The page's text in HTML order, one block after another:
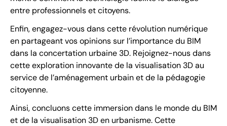
entre professionnels et citoyens.
Enfin, engagez-vous dans cette révolution numérique
en partageant vos opinions sur l’importance du BIM
dans la concertation urbaine 3D. Rejoignez-nous dans
cette exploration innovante de la visualisation 3D au
service de l’aménagement urbain et de la pédagogie
citoyenne.
Ainsi, concluons cette immersion dans le monde du BIM
et de la visualisation 3D en urbanisme. Cette